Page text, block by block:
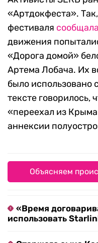
«Артдокфеста».
фестиваля сообщала
движения
«Дорога домой»
Артема Лобача. Их
было использовано
тексте говорилось,
«переехал из
аннексии
Объясняем
«Время
использовать